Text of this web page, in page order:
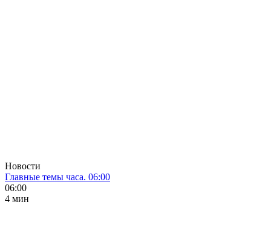
Новости
Главные темы часа. 06:00
06:00
4 мин